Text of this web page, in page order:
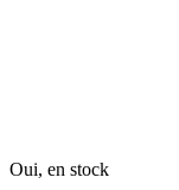
Oui, en stock